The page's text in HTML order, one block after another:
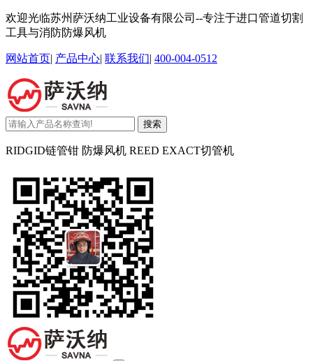
欢迎光临苏州萨沃纳工业设备有限公司--专注于进口管道切割
工具与消防防爆风机
网站首页| 产品中心| 联系我们| 400-004-0512
搜索
RIDGID链管钳 防爆风机 REED EXACT切管机